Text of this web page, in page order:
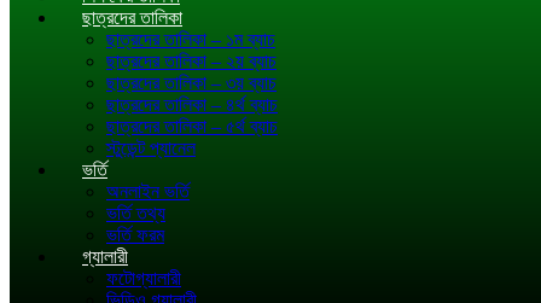
ছাত্রদের তালিকা
ছাত্রদের তালিকা – ১ম ব্যাচ
ছাত্রদের তালিকা – ২য় ব্যাচ
ছাত্রদের তালিকা – ৩য় ব্যাচ
ছাত্রদের তালিকা – ৪র্থ ব্যাচ
ছাত্রদের তালিকা – ৫র্থ ব্যাচ
স্টুডেন্ট প্যানেল
ভর্তি
অনলাইন ভর্তি
ভর্তি তথ্য
ভর্তি ফরম
গ্যালারী
ফটোগ্যালারী